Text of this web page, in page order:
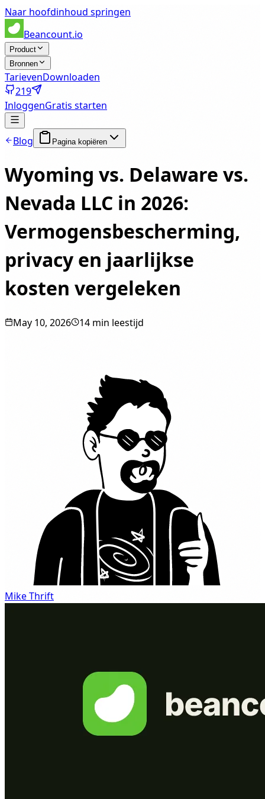
Naar hoofdinhoud springen
Beancount.io
Product
Bronnen
TarievenDownloaden
219
InloggenGratis starten
Blog Pagina kopiëren
Wyoming vs. Delaware vs.
Nevada LLC in 2026:
Vermogensbescherming,
privacy en jaarlijkse
kosten vergeleken
May 10, 2026 14 min leestijd
Mike Thrift